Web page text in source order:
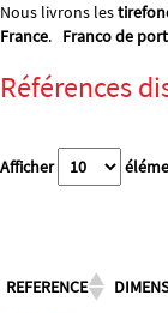
Nous livrons les
France. Franco de port
Références
Afficher
REFERENCE